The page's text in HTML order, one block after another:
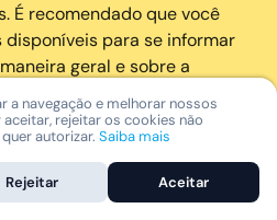
É recomendado que você
para se informar
geral e sobre a
portfólio. Questões fiscais ou
realizados através da
pelos próprios clientes. A
fornecem nenhum tipo de
fiscal.
a navegação e melhorar nossos
rejeitar os cookies não
autorizar. Saiba mais
Rejeitar Aceitar